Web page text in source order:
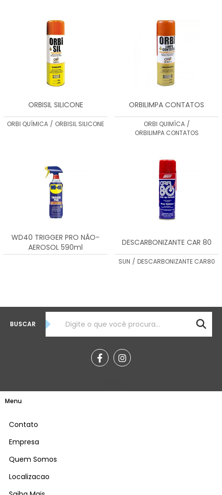
ORBISIL SILICONE
ORBI QUÍMICA / ORBISIL SILICONE
ORBILIMPA CONTATOS
ORBI QUIMÍCA /
ORBILIMPA CONTATOS
WD40 TRIGGER PRO NÃO-
AEROSOL 590ml
DESCARBONIZANTE CAR 80
SUN / DESCARBONIZANTE CAR80
BUSCAR
Menu
Contato
Empresa
Quem Somos
Localizacao